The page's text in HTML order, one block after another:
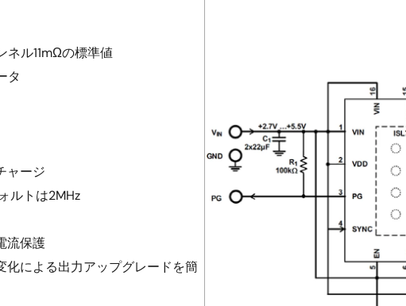
ル11mΩの標準値
タ
ャージ
ルトは2MHz
流保護
による出力アップグレードを簡